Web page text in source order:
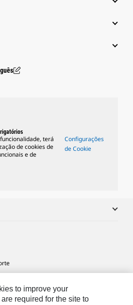
terá
de cookies de
e de
Configurações
de Cookie
to improve your
required for the site to